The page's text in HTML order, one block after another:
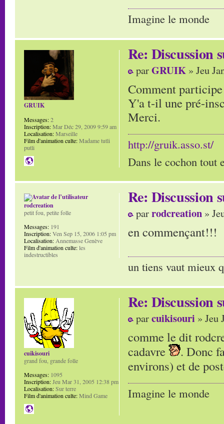
Imagine le monde
Re: Discussion
parGRUIK » Jeu
Comment
Y'a t-il une pré-
Merci.
http://gruik.asso.st/
Dans le cochon tout
GRUIK
Messages:2
Inscription:Mar Déc 29, 2009 9:59 am
Localisation:Marseille
Film d'animation culte:Madame tutli
putli
Re: Discussion
parrodcreation »
en commençant!!!
un tiens vaut mieux
rodcreation
petit fou, petite folle
Messages: 191
Inscription:Ven Sep 15, 2006 1:05 pm
Localisation:Annemasse Genève
Film d'animation culte:les
indestructibles
Re: Discussion
parcuikisouri » Jeu
comme le dit
cadavre
. Donc
environs) et de
Imagine le monde
cuikisouri
grand fou, grande folle
Messages: 1095
Inscription:Jeu Mar 31, 2005 12:38 pm
Localisation:Sur terre
Film d'animation culte:Mind Game